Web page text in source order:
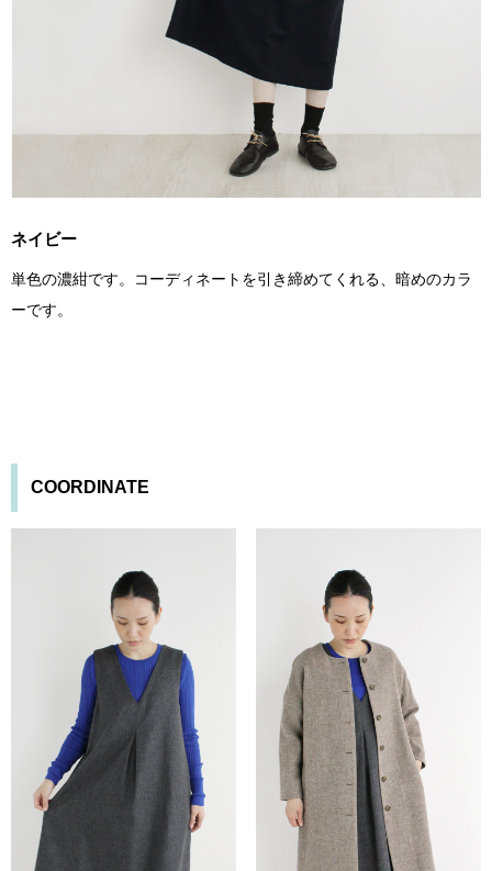
ネイビー
単色の濃紺です。コーディネートを引き締めてくれる、暗めのカラ
ーです。
COORDINATE